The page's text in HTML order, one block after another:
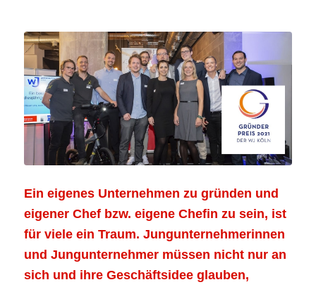
Ein eigenes Unternehmen zu gründen und
eigener Chef bzw. eigene Chefin zu sein, ist
für viele ein Traum. Jungunternehmerinnen
und Jungunternehmer müssen nicht nur an
sich und ihre Geschäftsidee glauben,